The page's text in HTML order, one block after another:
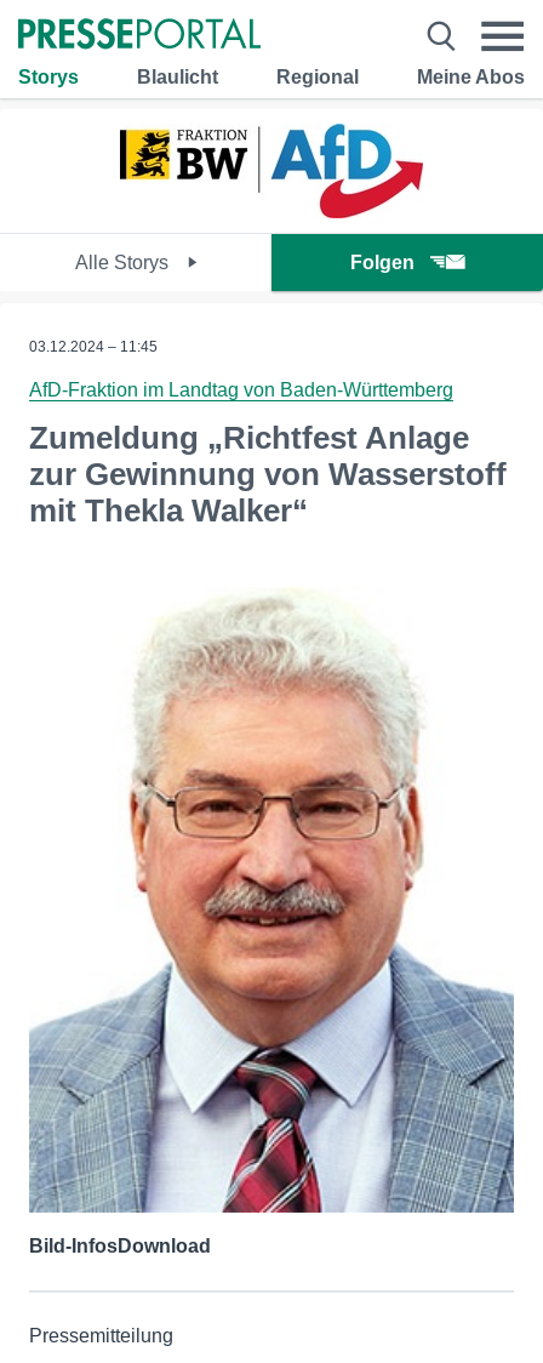
Storys Blaulicht Regional Meine Abos
Alle Storys Folgen
03.12.2024 – 11:45
AfD-Fraktion im Landtag von Baden-Württemberg
Zumeldung „Richtfest Anlage
zur Gewinnung von Wasserstoff
mit Thekla Walker“
Bild-InfosDownload
Pressemitteilung